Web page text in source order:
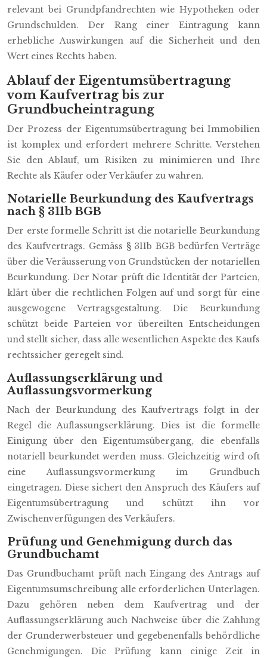
relevant bei Grundpfandrechten wie Hypotheken oder
Grundschulden. Der Rang einer Eintragung kann
erhebliche Auswirkungen auf die Sicherheit und den
Wert eines Rechts haben.
Ablauf der Eigentumsübertragung
vom Kaufvertrag bis zur
Grundbucheintragung
Der Prozess der Eigentumsübertragung bei Immobilien
ist komplex und erfordert mehrere Schritte. Verstehen
Sie den Ablauf, um Risiken zu minimieren und Ihre
Rechte als Käufer oder Verkäufer zu wahren.
Notarielle Beurkundung des Kaufvertrags
nach § 311b BGB
Der erste formelle Schritt ist die notarielle Beurkundung
des Kaufvertrags. Gemäss § 311b BGB bedürfen Verträge
über die Veräusserung von Grundstücken der notariellen
Beurkundung. Der Notar prüft die Identität der Parteien,
klärt über die rechtlichen Folgen auf und sorgt für eine
ausgewogene Vertragsgestaltung. Die Beurkundung
schützt beide Parteien vor übereilten Entscheidungen
und stellt sicher, dass alle wesentlichen Aspekte des Kaufs
rechtssicher geregelt sind.
Auflassungserklärung und
Auflassungsvormerkung
Nach der Beurkundung des Kaufvertrags folgt in der
Regel die Auflassungserklärung. Dies ist die formelle
Einigung über den Eigentumsübergang, die ebenfalls
notariell beurkundet werden muss. Gleichzeitig wird oft
eine Auflassungsvormerkung im Grundbuch
eingetragen. Diese sichert den Anspruch des Käufers auf
Eigentumsübertragung und schützt ihn vor
Zwischenverfügungen des Verkäufers.
Prüfung und Genehmigung durch das
Grundbuchamt
Das Grundbuchamt prüft nach Eingang des Antrags auf
Eigentumsumschreibung alle erforderlichen Unterlagen.
Dazu gehören neben dem Kaufvertrag und der
Auflassungserklärung auch Nachweise über die Zahlung
der Grunderwerbsteuer und gegebenenfalls behördliche
Genehmigungen. Die Prüfung kann einige Zeit in